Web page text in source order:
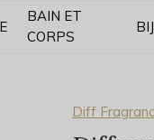
BAIN ET
CORPS
Diff